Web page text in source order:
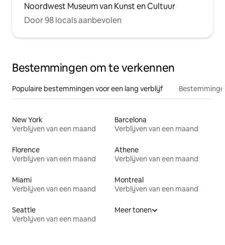
Noordwest Museum van Kunst en Cultuur
Door 98 locals aanbevolen
Bestemmingen om te verkennen
Populaire bestemmingen voor een lang verblijf
New York
Verblijven van een maand
Barcelona
Verblijven van een maand
Florence
Verblijven van een maand
Athene
Verblijven van een maand
Miami
Verblijven van een maand
Montreal
Verblijven van een maand
Seattle
Verblijven van een maand
Meer tonen